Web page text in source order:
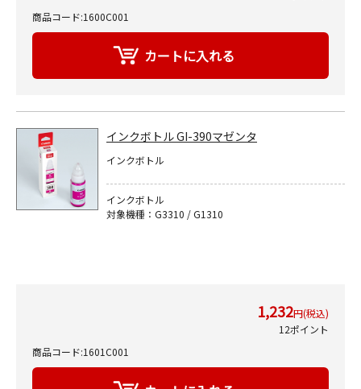
商品コード:1600C001
インクボトル GI-390マゼンタ
インクボトル
インクボトル
対象機種：G3310 / G1310
1,232円(税込)
12ポイント
商品コード:1601C001